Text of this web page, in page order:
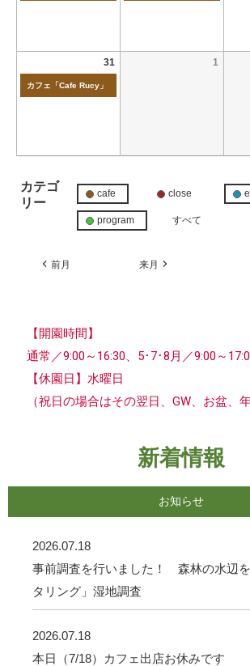
31
カフェ「Cafe Rucy」
1
カテゴ
リー
cafe close
program すべて
前月 来月
【開園時間】
通常／9:00～16:30、5･7･8月／9:00～
【休園日】水曜日
（祝日の場合はその翌日、GW、お盆、
新着情報
お知らせ
2026.07.18
事前調査を行いました！ 森林の水辺
タリング」湿地調査
2026.07.18
本日（7/18）カフェ出店お休みです